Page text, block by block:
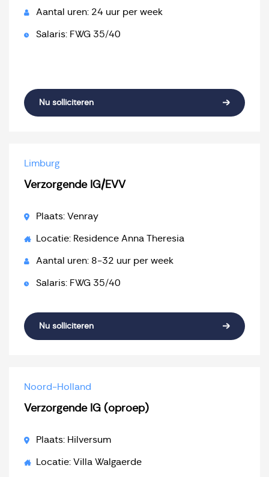
Aantal uren: 24 uur per week
Salaris: FWG 35/40
Nu solliciteren
Limburg
Verzorgende IG/EVV
Plaats: Venray
Locatie: Residence Anna Theresia
Aantal uren: 8-32 uur per week
Salaris: FWG 35/40
Nu solliciteren
Noord-Holland
Verzorgende IG (oproep)
Plaats: Hilversum
Locatie: Villa Walgaerde